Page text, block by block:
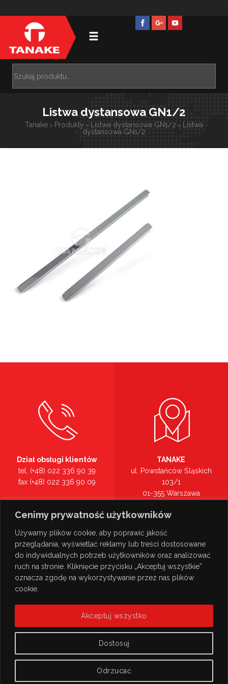
Cenimy prywatność użytkowników
Używamy plików cookie, aby poprawić jakość
przeglądania, wyświetlać reklamy lub treści dostosowane
do indywidualnych potrzeb użytkowników oraz analizować
ruch na stronie. Kliknięcie przycisku „Akceptuj wszystkie”
oznacza zgodę na wykorzystywanie przez nas plików
cookie.
Dostosuj
Odrzucać
Akceptuj wszystko
Listwa dystansowa GN1/2
Tanake > Produkty > Listwa dystansowa GN1/2 >
Listwa
dystansowa GN1/2
Dział obsługi klientów
tel. (+48) 022 336 90 39
fax (+48) 022 336 90 09
tel. (+48) 022 336 90 00
TANAKE
ul. Powstańców Śląskich
103/1
01-355 Warszawa
Zobacz na mapie >
© Copyright 2026TANAKE